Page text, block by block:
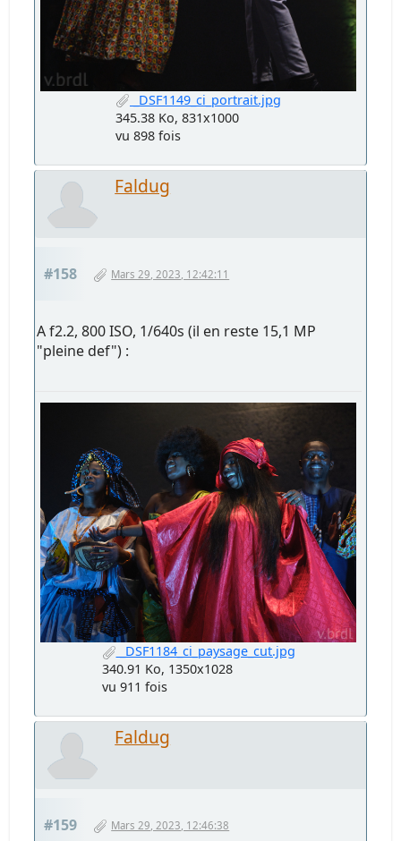
_DSF1149_ci_portrait.jpg
345.38 Ko, 831x1000
vu 898 fois
Faldug
#158 Mars 29, 2023, 12:42:11
A f2.2, 800 ISO, 1/640s (il en reste 15,1 MP
"pleine def") :
_DSF1184_ci_paysage_cut.jpg
340.91 Ko, 1350x1028
vu 911 fois
Faldug
#159 Mars 29, 2023, 12:46:38